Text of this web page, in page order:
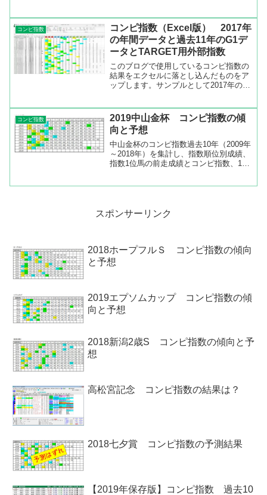
リングＳの過去10年のコンピ指数を見る
と指数1位から5...
コンピ指数
コンピ指数（Excel版） 2017年
の年間データと過去11年のG1デ
ータとTARGET用外部指数
このブログで使用しているコンピ指数の
結果をエクセルに落とし込んだものをア
ップします。サンプルとして2017年の1
クセル版コンピ指数の使い方Excelのフ
ァイル形...
コンピ指数
2019中山金杯 コンピ指数の傾
向と予想
中山金杯のコンピ指数過去10年（2009年
～2018年）を集計し、指数順位別成績、
指数1位馬の前走成績とコンピ指数、1着
スポンサーリンク
2018ホープフルＳ コンピ指数の傾向
と予想
2019エプソムカップ コンピ指数の傾
向と予想
2018新潟2歳S コンピ指数の傾向と予
想
高松宮記念 コンピ指数の結果は？
2018七夕賞 コンピ指数の予測結果
【2019年保存版】コンピ指数 過去10